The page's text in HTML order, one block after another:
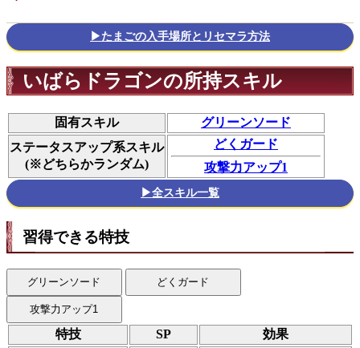
▶たまごの入手場所とリセマラ方法
いばらドラゴンの所持スキル
固有スキル
グリーンソード
ステータスアップ系スキル
(※どちらかランダム)
どくガード
攻撃力アップ1
▶全スキル一覧
習得できる特技
グリーンソード どくガード
攻撃力アップ1
特技 SP 効果